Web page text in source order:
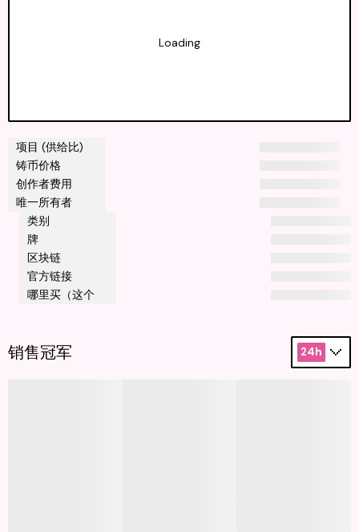
项目 (供给比)
铸币价格
创作者费用
唯一所有者
类别
牌
区块链
官方链接
哪里买（这个
Loading
销售冠军 24h